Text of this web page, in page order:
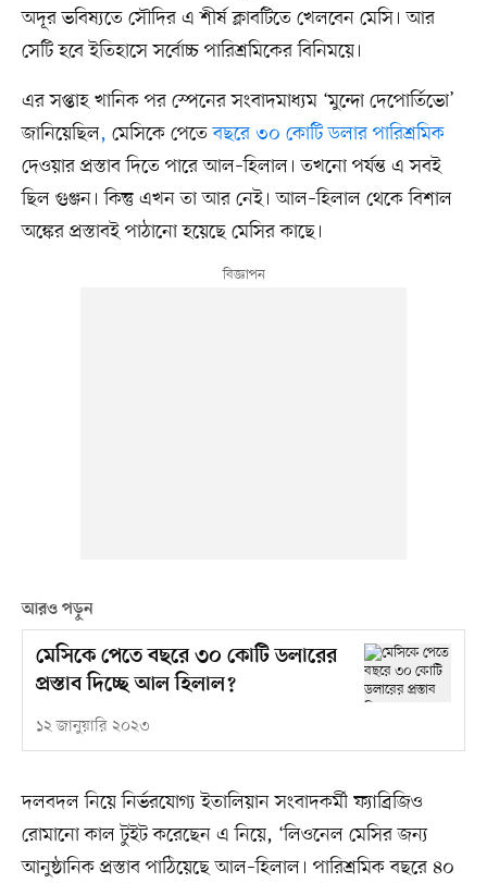
অদূর ভবিষ্যতে সৌদির এ শীর্ষ ক্লাবটিতে খেলবেন মেসি। আর
সেটি হবে ইতিহাসে সর্বোচ্চ পারিশ্রমিকের বিনিময়ে।
এর সপ্তাহ খানিক পর স্পেনের সংবাদমাধ্যম ‘মুন্দো দেপোর্তিভো’
জানিয়েছিল, মেসিকে পেতেবছরে ৩০ কোটি ডলার পারিশ্রমিক
দেওয়ার প্রস্তাব দিতে পারে আল–হিলাল। তখনো পর্যন্ত এ সবই
ছিল গুঞ্জন। কিন্তু এখন তা আর নেই। আল–হিলাল থেকে বিশাল
অঙ্কের প্রস্তাবই পাঠানো হয়েছে মেসির কাছে।
আরও পড়ুন
মেসিকে পেতে বছরে ৩০ কোটি ডলারের
প্রস্তাব দিচ্ছে আল হিলাল?
১২ জানুয়ারি ২০২৩
দলবদল নিয়ে নির্ভরযোগ্য ইতালিয়ান সংবাদকর্মী ফ্যাব্রিজিও
রোমানো কাল টুইট করেছেন এ নিয়ে, ‘লিওনেল মেসির জন্য
আনুষ্ঠানিক প্রস্তাব পাঠিয়েছে আল–হিলাল। পারিশ্রমিক বছরে ৪০